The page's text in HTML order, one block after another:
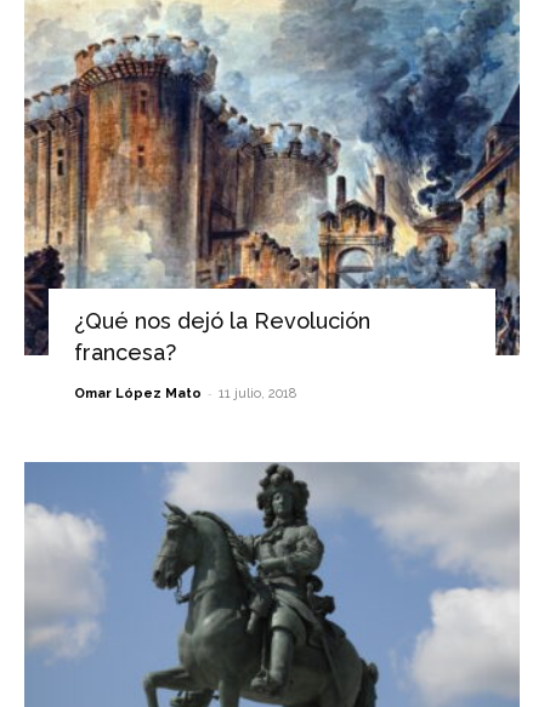
¿Qué nos dejó la Revolución
francesa?
Omar López Mato - 11 julio, 2018